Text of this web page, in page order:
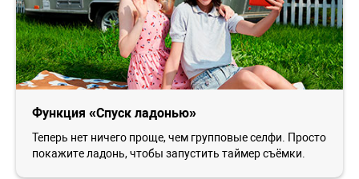
Функция «Спуск ладонью»
Теперь нет ничего проще, чем групповые селфи. Просто
покажите ладонь, чтобы запустить таймер съёмки.